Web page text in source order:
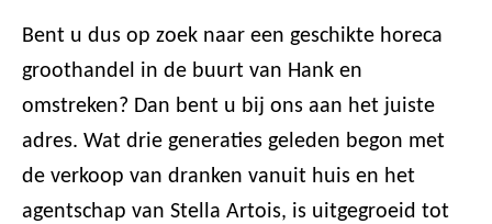
Bent u dus op zoek naar een geschikte horeca
groothandel in de buurt van Hank en
omstreken? Dan bent u bij ons aan het juiste
adres. Wat drie generaties geleden begon met
de verkoop van dranken vanuit huis en het
agentschap van Stella Artois, is uitgegroeid tot